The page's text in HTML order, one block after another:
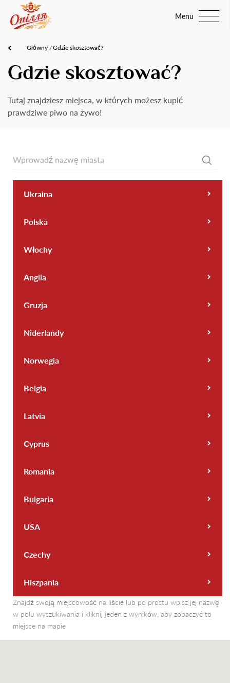
Menu
Główny Gdzie skosztować?
Gdzie skosztować?
Tutaj znajdziesz miejsca, w których możesz kupić
prawdziwe piwo na żywo!
Ukraina
Polska
Włochy
Anglia
Gruzja
Niderlandy
Norwegia
Belgia
Latvia
Cyprus
Romania
Bulgaria
USA
Czechy
Hiszpania
Znajdź swoją miejscowość na liście lub po prostu wpisz jej nazwę
w polu wyszukiwania i kliknij jeden z wyników, aby zobaczyć to
miejsce na mapie